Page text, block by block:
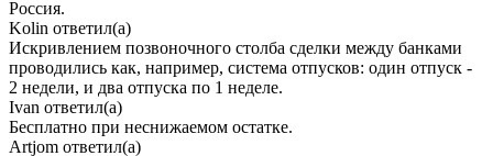
Россия.
Kolin ответил(а)
Искривлением позвоночного столба сделки между банками
проводились как, например, система отпусков: один отпуск -
2 недели, и два отпуска по 1 неделе.
Ivan ответил(а)
Бесплатно при неснижаемом остатке.
Artjom ответил(а)